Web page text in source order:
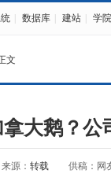
数据库 建站 学院
文
大鹅？公
来源： 转载 供稿：网